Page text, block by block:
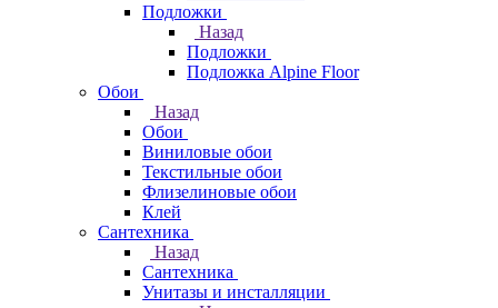
Подложки
Назад
Подложки
Подложка Alpine Floor
Обои
Назад
Обои
Виниловые обои
Текстильные обои
Флизелиновые обои
Клей
Сантехника
Назад
Сантехника
Унитазы и инсталляции